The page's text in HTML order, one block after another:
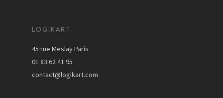
LOGIKART
45 rue Meslay Paris
01 83 62 41 95
contact@logikart.com